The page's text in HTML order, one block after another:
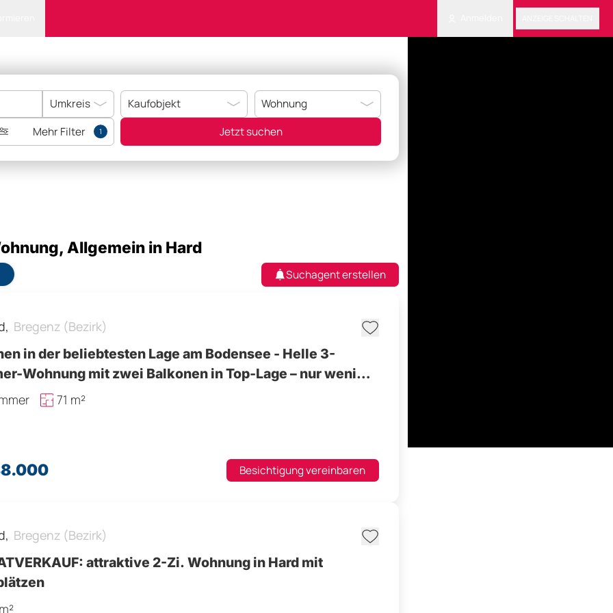
Mehr Filter 1 Jetzt suchen
Allgemein in Hard
Suchagent erstellen
Bregenz (Bezirk)
in der beliebtesten Lage am Bodensee - Helle 3-
Wohnung mit zwei Balkonen in Top-Lage – nur wenige
vom Bodensee | Privatverkauf
71 m²
Besichtigung vereinbaren
Bregenz (Bezirk)
attraktive 2-Zi. Wohnung in Hard mit